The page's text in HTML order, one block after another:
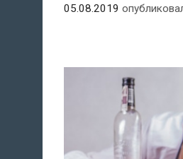
05.08.2019